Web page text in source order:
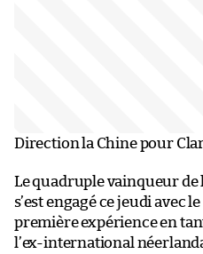
Direction la Chine pour
Le quadruple vainqueur de
s’est engagé ce jeudi avec
première expérience en
l’ex-international